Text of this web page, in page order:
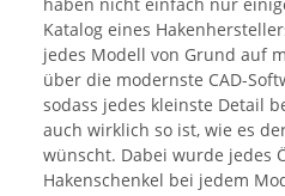
Katalog eines
jedes Modell von Grund auf
über die modernste CAD-
sodass jedes kleinste Detail
auch wirklich so ist, wie es
wünscht. Dabei wurde jedes
Hakenschenkel bei jedem